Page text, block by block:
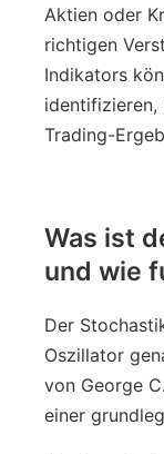
Aktien oder
richtigen
Indikators
identifizieren,
Trading-
Was ist
und wie
Der
Oszillator
von George
einer